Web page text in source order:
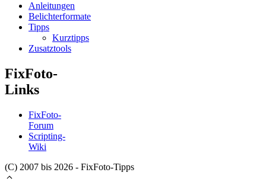
Anleitungen
Belichterformate
Tipps
Kurztipps
Zusatztools
FixFoto-
Links
FixFoto-
Forum
Scripting-
Wiki
(C) 2007 bis 2026 - FixFoto-Tipps